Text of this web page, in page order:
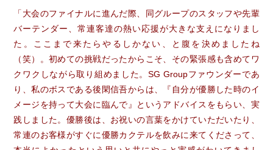
「大会のファイナルに進んだ際、同グループのスタッフや先輩
バーテンダー、常連客達の熱い応援が大きな支えになりまし
た。ここまで来たらやるしかない、と腹を決めましたね
（笑）。初めての挑戦だったからこそ、その緊張感も含めてワ
クワクしながら取り組めました。SG Groupファウンダーであ
り、私のボスである後閑信吾からは、『自分が優勝した時のイ
メージを持って大会に臨んで』というアドバイスをもらい、実
践しました。優勝後は、お祝いの言葉をかけていただいたり、
常連のお客様がすぐに優勝カクテルを飲みに来てくださって、